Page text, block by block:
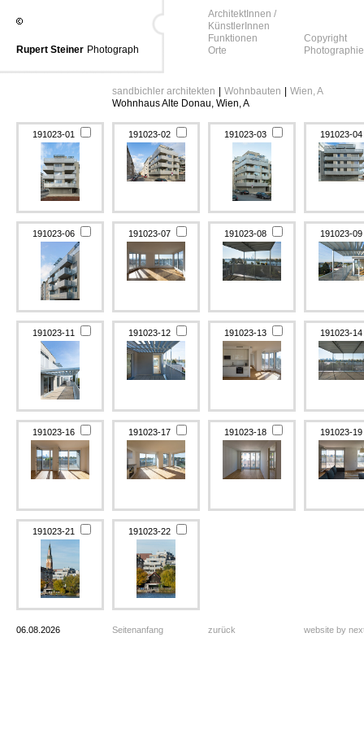
Rupert Steiner Photograph
ArchitektInnen /
KünstlerInnen
Funktionen
Orte
Copyright
Photographie
sandbichler architekten Wohnbauten
Wien, A
Wohnhaus Alte Donau, Wien, A
191023-01 191023-02 191023-03 191023-04
191023-06 191023-07 191023-08 191023-09
191023-11 191023-12 191023-13 191023-14
191023-16 191023-17 191023-18 191023-19
191023-21 191023-22
06.08.2026 Seitenanfang zurück website by